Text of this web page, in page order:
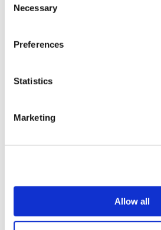
Selection
Necessary
Preferences
Statistics
Marketing
Allow all
Guide Pré-Op
Plans De Paiement
Carrières
Politique de confidentialité
Contactez-nous
Ajoutez votre clinique